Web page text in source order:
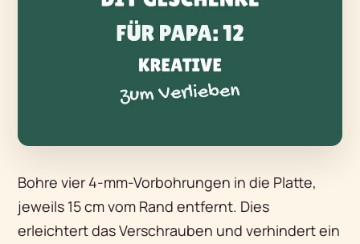
Bohre vier 4-mm-Vorbohrungen in die Platte,
jeweils 15 cm vom Rand entfernt. Dies
erleichtert das Verschrauben und verhindert ein